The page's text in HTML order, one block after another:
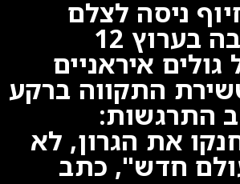
ניסה לצלם
סרטון לכתבה בערוץ 12
איראניים
התקווה ברקע
התרגשות:
את הגרון, לא
חדש", כתב